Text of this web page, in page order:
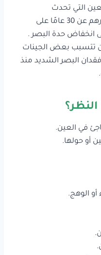
التي تحدث
للأشخاص الذين تقل أعمارهم عن 30 عامًا على
انخفاض حدة البصر .
تتسبب بعض الجينات
فقدان البصر الشديد منذ
في العين.
أو حولها.
الوهج.